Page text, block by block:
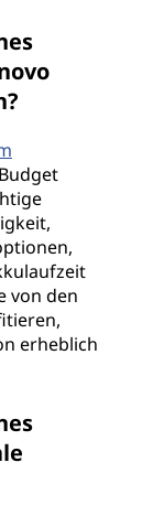
von den
erheblich